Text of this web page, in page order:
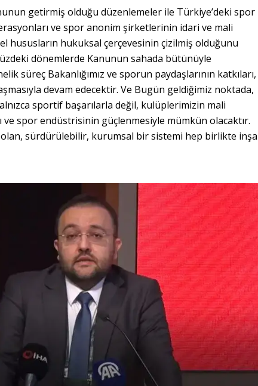
getirmiş olduğu düzenlemeler ile Türkiye’deki spor
ve spor anonim şirketlerinin idari ve mali
hususların hukuksal çerçevesinin çizilmiş olduğunu
dönemlerde Kanunun sahada bütünüyle
süreç Bakanlığımız ve sporun paydaşlarının katkıları,
devam edecektir. Ve Bugün geldiğimiz noktada,
sportif başarılarla değil, kulüplerimizin mali
ve spor endüstrisinin güçlenmesiyle mümkün olacaktır.
olan, sürdürülebilir, kurumsal bir sistemi hep birlikte inşa